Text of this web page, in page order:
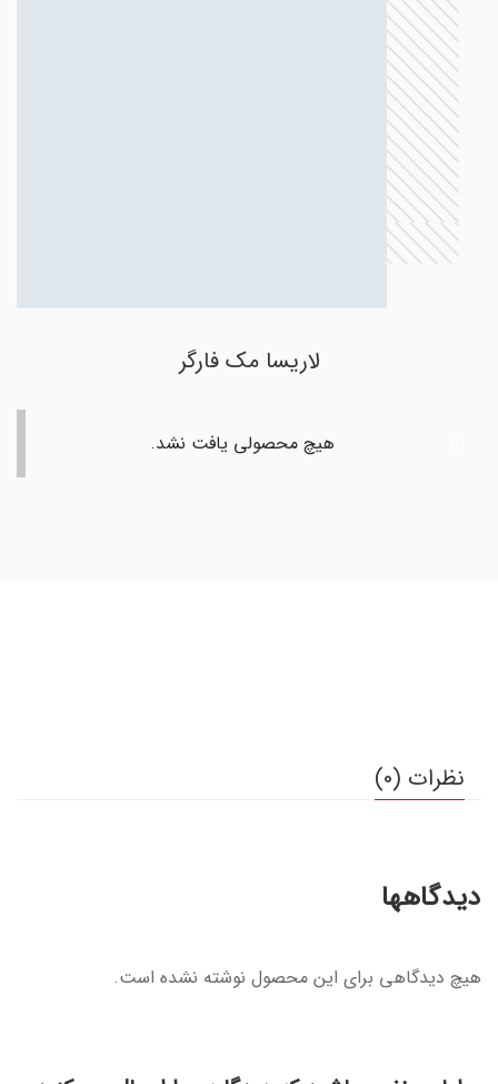
لاریسا مک فارگر
هیچ محصولی یافت نشد.
نظرات (0)
دیدگاهها
هیچ دیدگاهی برای این محصول نوشته نشده است.